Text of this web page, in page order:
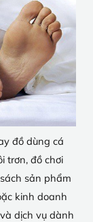
đồ dùng cá
trơn, đồ chơi
sản phẩm
kinh doanh
dịch vụ dành